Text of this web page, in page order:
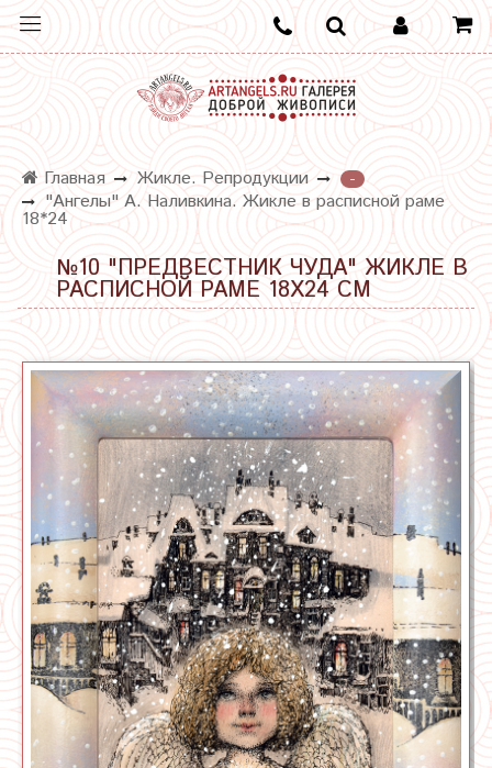
Главная Жикле. Репродукции
-
"Ангелы" А. Наливкина. Жикле в расписной раме
18*24
№10 "ПРЕДВЕСТНИК ЧУДА" ЖИКЛЕ В
РАСПИСНОЙ РАМЕ 18Х24 СМ